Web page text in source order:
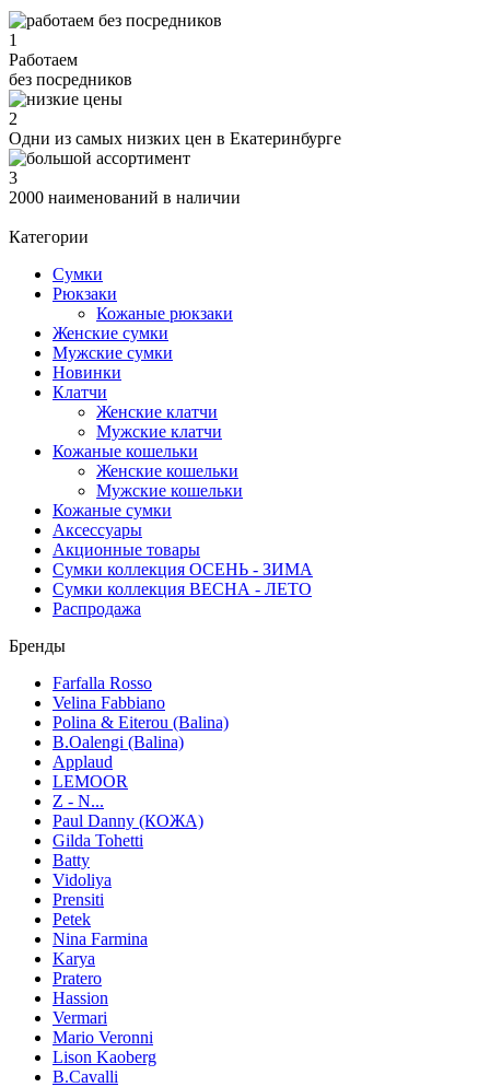
1
Работаем
без посредников
2
Одни из самых низких цен в Екатеринбурге
3
2000 наименований в наличии
Категории
Сумки
Рюкзаки
Кожаные рюкзаки
Женские сумки
Мужские сумки
Новинки
Клатчи
Женские клатчи
Мужские клатчи
Кожаные кошельки
Женские кошельки
Мужские кошельки
Кожаные сумки
Аксессуары
Акционные товары
Сумки коллекция ОСЕНЬ - ЗИМА
Сумки коллекция ВЕСНА - ЛЕТО
Распродажа
Бренды
Farfalla Rosso
Velina Fabbiano
Polina & Eiterou (Balina)
B.Oalengi (Balina)
Applaud
LEMOOR
Z - N...
Paul Danny (КОЖА)
Gilda Tohetti
Batty
Vidoliya
Prensiti
Petek
Nina Farmina
Karya
Pratero
Hassion
Vermari
Mario Veronni
Lison Kaoberg
B.Cavalli